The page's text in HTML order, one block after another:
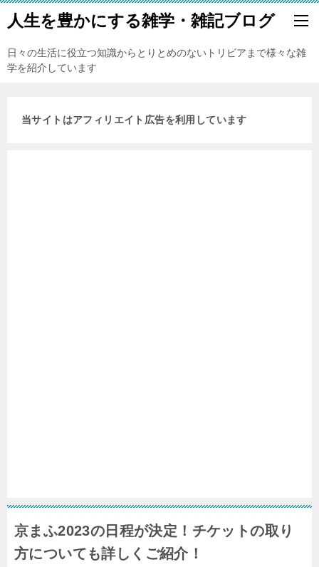
人生を豊かにする雑学・雑記ブログ
日々の生活に役立つ知識からとりとめのないトリビアまで様々な雑
学を紹介しています
当サイトはアフィリエイト広告を利用しています
京まふ2023の日程が決定！チケットの取り
方についても詳しくご紹介！